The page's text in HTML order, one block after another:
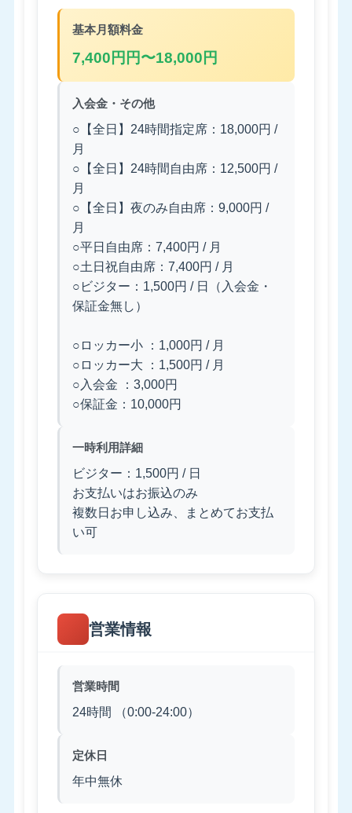
基本月額料金
7,400円円〜18,000円
入会金・その他
○【全日】24時間指定席：18,000円 /
月
○【全日】24時間自由席：12,500円 /
月
○【全日】夜のみ自由席：9,000円 /
月
○平日自由席：7,400円 / 月
○土日祝自由席：7,400円 / 月
○ビジター：1,500円 / 日（入会金・
保証金無し）
○ロッカー小 ：1,000円 / 月
○ロッカー大 ：1,500円 / 月
○入会金 ：3,000円
○保証金：10,000円
一時利用詳細
ビジター：1,500円 / 日
お支払いはお振込のみ
複数日お申し込み、まとめてお支払
い可
営業情報
営業時間
24時間 （0:00-24:00）
定休日
年中無休